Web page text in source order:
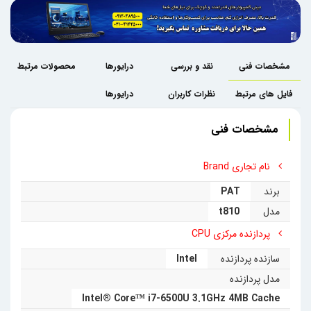
مشخصات فنی نقد و بررسی درایورها محصولات مرتبط
فایل های مرتبط نظرات کاربران درایورها
مشخصات فنی
نام تجاری Brand
برند
PAT
مدل
t810
پردازنده مرکزی CPU
سازنده پردازنده
Intel
مدل پردازنده
Intel® Core™ i7-6500U 3.1GHz 4MB Cache